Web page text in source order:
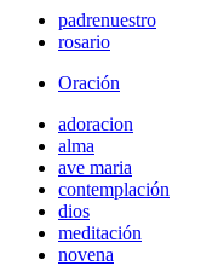
padrenuestro
rosario
Oración
adoracion
alma
ave maria
contemplación
dios
meditación
novena